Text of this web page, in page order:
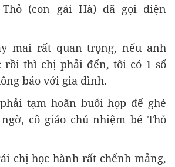
(con gái Hà) đã gọi điện
mai rất quan trọng, nếu anh
rồi thì chị phải đến, tôi có 1 số
báo với gia đình.
tạm hoãn buổi họp để ghé
cô giáo chủ nhiệm bé Thỏ
chị học hành rất chểnh mảng,